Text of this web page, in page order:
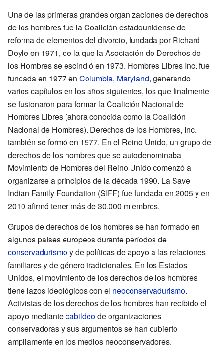
Una de las primeras grandes organizaciones de derechos
de los hombres fue la Coalición estadounidense de
reforma de elementos del divorcio, fundada por Richard
Doyle en 1971, de la que la Asociación de Derechos de
los Hombres se escindió en 1973. Hombres Libres Inc. fue
fundada en 1977 en Columbia, Maryland, generando
varios capítulos en los años siguientes, los que finalmente
se fusionaron para formar la Coalición Nacional de
Hombres Libres (ahora conocida como la Coalición
Nacional de Hombres). Derechos de los Hombres, Inc.
también se formó en 1977. En el Reino Unido, un grupo de
derechos de los hombres que se autodenominaba
Movimiento de Hombres del Reino Unido comenzó a
organizarse a principios de la década 1990. La Save
Indian Family Foundation (SIFF) fue fundada en 2005 y en
2010 afirmó tener más de 30.000 miembros.
Grupos de derechos de los hombres se han formado en
algunos países europeos durante períodos de
conservadurismoy de políticas de apoyo a las relaciones
familiares y de género tradicionales. En los Estados
Unidos, el movimiento de los derechos de los hombres
tiene lazos ideológicos con el neoconservadurismo.
Activistas de los derechos de los hombres han recibido el
apoyo mediantecabildeode organizaciones
conservadoras y sus argumentos se han cubierto
ampliamente en los medios neoconservadores.